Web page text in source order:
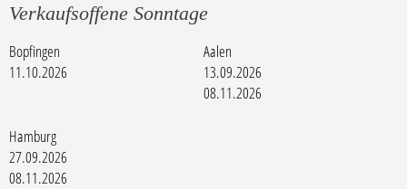
Verkaufsoffene Sonntage
Bopfingen
11.10.2026
Aalen
13.09.2026
08.11.2026
Hamburg
27.09.2026
08.11.2026